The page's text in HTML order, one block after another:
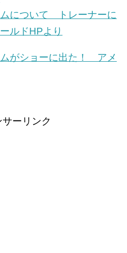
について トレーナーに
ルドHPより
がショーに出た！ アメ
ーリンク